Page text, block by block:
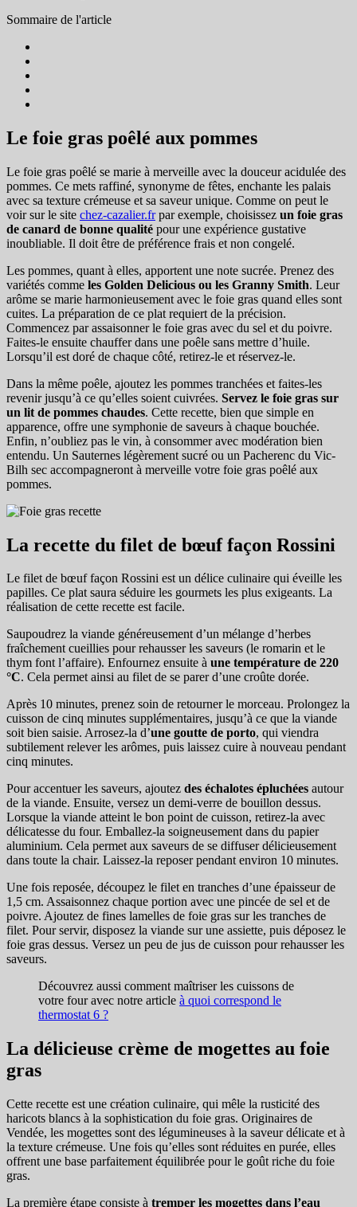
Sommaire de l'article
Le foie gras poêlé aux pommes
Le foie gras poêlé se marie à merveille avec la douceur acidulée des
pommes. Ce mets raffiné, synonyme de fêtes, enchante les palais
avec sa texture crémeuse et sa saveur unique. Comme on peut le
voir sur le site chez-cazalier.frpar exemple, choisissez un foie gras
de canard de bonne qualité pour une expérience gustative
inoubliable. Il doit être de préférence frais et non congelé.
Les pommes, quant à elles, apportent une note sucrée. Prenez des
variétés comme les Golden Delicious ou les Granny Smith. Leur
arôme se marie harmonieusement avec le foie gras quand elles sont
cuites. La préparation de ce plat requiert de la précision.
Commencez par assaisonner le foie gras avec du sel et du poivre.
Faites-le ensuite chauffer dans une poêle sans mettre d’huile.
Lorsqu’il est doré de chaque côté, retirez-le et réservez-le.
Dans la même poêle, ajoutez les pommes tranchées et faites-les
revenir jusqu’à ce qu’elles soient cuivrées. Servez le foie gras sur
un lit de pommes chaudes. Cette recette, bien que simple en
apparence, offre une symphonie de saveurs à chaque bouchée.
Enfin, n’oubliez pas le vin, à consommer avec modération bien
entendu. Un Sauternes légèrement sucré ou un Pacherenc du Vic-
Bilh sec accompagneront à merveille votre foie gras poêlé aux
pommes.
La recette du filet de bœuf façon Rossini
Le filet de bœuf façon Rossini est un délice culinaire qui éveille les
papilles. Ce plat saura séduire les gourmets les plus exigeants. La
réalisation de cette recette est facile.
Saupoudrez la viande généreusement d’un mélange d’herbes
fraîchement cueillies pour rehausser les saveurs (le romarin et le
thym font l’affaire). Enfournez ensuite à une température de 220
°C. Cela permet ainsi au filet de se parer d’une croûte dorée.
Après 10 minutes, prenez soin de retourner le morceau. Prolongez la
cuisson de cinq minutes supplémentaires, jusqu’à ce que la viande
soit bien saisie. Arrosez-la d’une goutte de porto, qui viendra
subtilement relever les arômes, puis laissez cuire à nouveau pendant
cinq minutes.
Pour accentuer les saveurs, ajoutez des échalotes épluchées autour
de la viande. Ensuite, versez un demi-verre de bouillon dessus.
Lorsque la viande atteint le bon point de cuisson, retirez-la avec
délicatesse du four. Emballez-la soigneusement dans du papier
aluminium. Cela permet aux saveurs de se diffuser délicieusement
dans toute la chair. Laissez-la reposer pendant environ 10 minutes.
Une fois reposée, découpez le filet en tranches d’une épaisseur de
1,5 cm. Assaisonnez chaque portion avec une pincée de sel et de
poivre. Ajoutez de fines lamelles de foie gras sur les tranches de
filet. Pour servir, disposez la viande sur une assiette, puis déposez le
foie gras dessus. Versez un peu de jus de cuisson pour rehausser les
saveurs.
Découvrez aussi comment maîtriser les cuissons de
votre four avec notre article à quoi correspond le
thermostat 6 ?
La délicieuse crème de mogettes au foie
gras
Cette recette est une création culinaire, qui mêle la rusticité des
haricots blancs à la sophistication du foie gras. Originaires de
Vendée, les mogettes sont des légumineuses à la saveur délicate et à
la texture crémeuse. Une fois qu’elles sont réduites en purée, elles
offrent une base parfaitement équilibrée pour le goût riche du foie
gras.
La première étape consiste à tremper les mogettes dans l’eau